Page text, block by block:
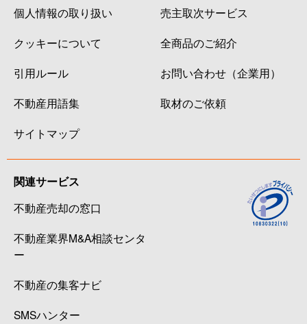
個人情報の取り扱い
クッキーについて
引用ルール
不動産用語集
サイトマップ
売主取次サービス
全商品のご紹介
お問い合わせ（企業用）
取材のご依頼
関連サービス
不動産売却の窓口
不動産業界M&A相談センタ
ー
不動産の集客ナビ
SMSハンター